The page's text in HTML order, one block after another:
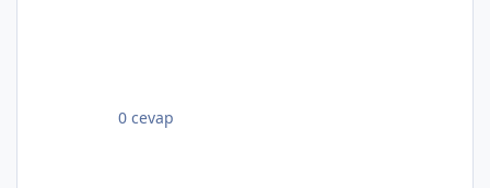
çok seneler geçti; dönen yok seferinden
0 cevap